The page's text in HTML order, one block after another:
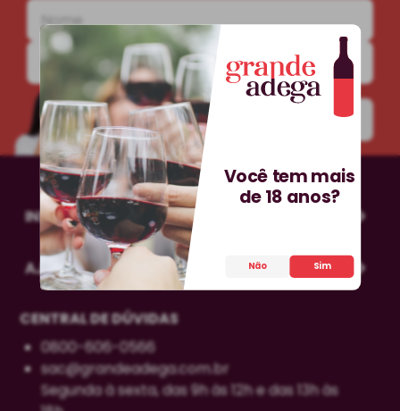
INSCREVA-SE!
INSTITUCIONAL
AJUDA
CENTRAL DE DÚVIDAS
0800-606-0566
sac@grandeadega.com.br
Segunda à sexta, das 9h às 12h e das 13h às
Você tem mais
de 18 anos?
Não Sim